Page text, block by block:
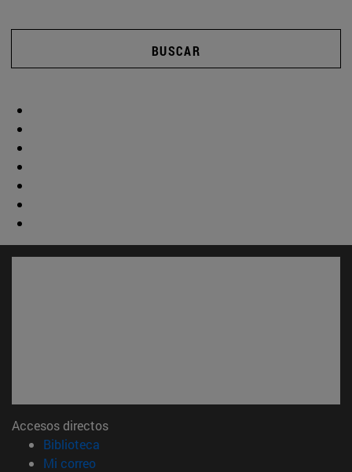
BUSCAR
Accesos directos
Biblioteca
Mi correo(abre en nueva ventana)